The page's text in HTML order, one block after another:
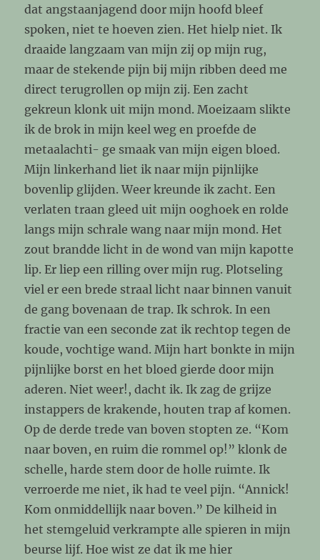
dat angstaanjagend door mijn hoofd bleef
spoken, niet te hoeven zien. Het hielp niet. Ik
draaide langzaam van mijn zij op mijn rug,
maar de stekende pijn bij mijn ribben deed me
direct terugrollen op mijn zij. Een zacht
gekreun klonk uit mijn mond. Moeizaam slikte
ik de brok in mijn keel weg en proefde de
metaalachti- ge smaak van mijn eigen bloed.
Mijn linkerhand liet ik naar mijn pijnlijke
bovenlip glijden. Weer kreunde ik zacht. Een
verlaten traan gleed uit mijn ooghoek en rolde
langs mijn schrale wang naar mijn mond. Het
zout brandde licht in de wond van mijn kapotte
lip. Er liep een rilling over mijn rug. Plotseling
viel er een brede straal licht naar binnen vanuit
de gang bovenaan de trap. Ik schrok. In een
fractie van een seconde zat ik rechtop tegen de
koude, vochtige wand. Mijn hart bonkte in mijn
pijnlijke borst en het bloed gierde door mijn
aderen. Niet weer!, dacht ik. Ik zag de grijze
instappers de krakende, houten trap af komen.
Op de derde trede van boven stopten ze. “Kom
naar boven, en ruim die rommel op!” klonk de
schelle, harde stem door de holle ruimte. Ik
verroerde me niet, ik had te veel pijn. “Annick!
Kom onmiddellijk naar boven.” De kilheid in
het stemgeluid verkrampte alle spieren in mijn
beurse lijf. Hoe wist ze dat ik me hier